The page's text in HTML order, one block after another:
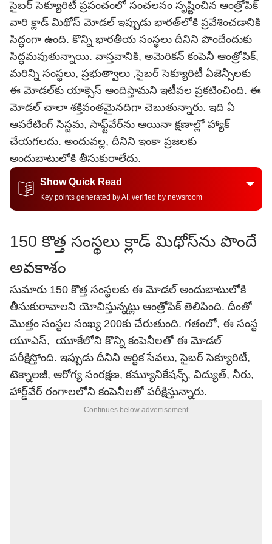
సైబర్ సెక్యూరిటీ ప్రపంచంలో సంచలనం సృష్టించిన ఆంత్రోపిక్
వారి క్లాడ్ మిథోస్ మోడల్ ఇప్పుడు భారత్‌లోకి ప్రవేశించడానికి
సిద్ధంగా ఉంది. కొన్ని భారతీయ సంస్థలు దీనిని పొందేందుకు
సిద్ధమవుతున్నాయి. వాస్తవానికి, అమెరికన్ కంపెనీ ఆంత్రోపిక్,
మరిన్ని సంస్థలు, ప్రభుత్వాలు ,సైబర్ సెక్యూరిటీ ఏజెన్సీలకు
ఈ మోడల్‌కు యాక్సెస్ అందిస్తామని ఇటీవల ప్రకటించింది. ఈ
మోడల్ చాలా శక్తివంతమైనదిగా చెబుతున్నారు. ఇది ఏ
ఆపరేటింగ్ సిస్టమ, సాఫ్ట్‌వేర్‌ను అయినా క్షణాల్లో హ్యాక్
చేయగలదు. అందువల్ల, దీనిని ఇంకా ప్రజలకు
అందుబాటులోకి తీసుకురాలేదు.
Show Quick Read
Key points generated by AI, verified by newsroom
150 కొత్త సంస్థలు క్లాడ్ మిథోస్‌ను పొందే
అవకాశం
సుమారు 150 కొత్త సంస్థలకు ఈ మోడల్ అందుబాటులోకి
తీసుకురావాలని యోచిస్తున్నట్లు ఆంత్రోపిక్ తెలిపింది. దీంతో
మొత్తం సంస్థల సంఖ్య 200కు చేరుతుంది. గతంలో, ఈ సంస్థ
యూఎస్, యూకేలోని కొన్ని కంపెనీలతో ఈ మోడల్‌
పరీక్షిస్తోంది. ఇప్పుడు దీనిని ఆర్థిక సేవలు, సైబర్‌ సెక్యూరిటీ,
టెక్నాలజీ, ఆరోగ్య సంరక్షణ, కమ్యూనికేషన్స్, విద్యుత్, నీరు,
హార్డ్‌వేర్ రంగాలలోని కంపెనీలతో పరీక్షిస్తున్నారు.
Continues below advertisement